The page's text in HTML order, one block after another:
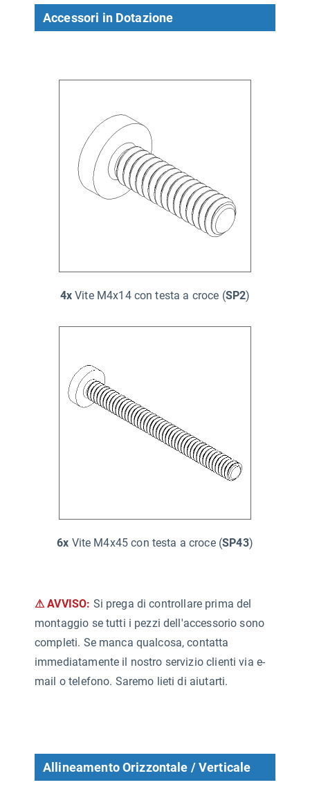
Accessori in Dotazione
4x Vite M4x14 con testa a croce (SP2)
6x Vite M4x45 con testa a croce (SP43)
⚠ AVVISO: Si prega di controllare prima del
montaggio se tutti i pezzi dell'accessorio sono
completi. Se manca qualcosa, contatta
immediatamente il nostro servizio clienti via e-
mail o telefono. Saremo lieti di aiutarti.
Allineamento Orizzontale / Verticale